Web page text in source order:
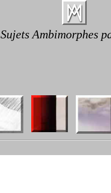
Sujets Ambimorphes